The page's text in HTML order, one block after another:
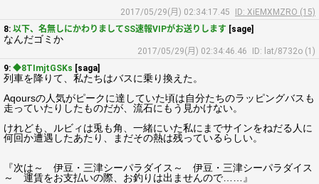
2017/05/29(月) 02:34:17.45
ID: XiEMXMZRO (15)
8: 以下、名無しにかわりましてSS速報VIPがお送りします [sage]
なんだゴミか
2017/05/29(月) 02:34:46.46
ID: lat/8732o (1)
9: ◆8TImjtGSKs [saga]
列車を降りて、私たちはバスに乗り換えた。
Aqoursの人気がピークに達していた頃は自分たちのラッピングバスも
走っていたりしたものだが、流石にもう見かけない。
けれども、ルビィは兎も角、一緒にいた私にまでサインをねだる人に
何回か遭遇したあたり、まだその熱は残っているらしい。
『次は～ 伊豆・三津シーパラダイス～ 伊豆・三津シーパラダイス
～ 運賃をお支払いの際、お釣りは出ませんので……』